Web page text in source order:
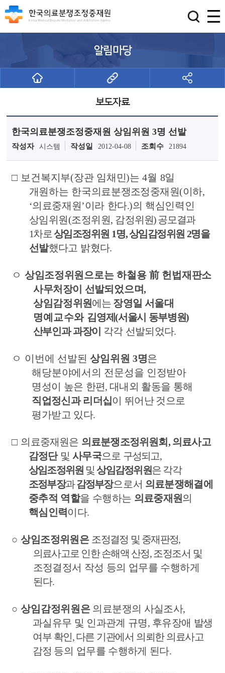
알림마당
보도자료
한국의료분쟁조정중재원 상임위원 3명 선발
작성자 시스템 작성일 2012-04-08 조회수 21894
□ 보건복지부(장관 임채민)는4월 8일
개원하는 한국의료분쟁조정중재원(이하,
‘의료중재원’이라 한다.)의 핵심인력인
상임위원 (조정위원, 감정위원)공모결과
1차로 상임조정위원 1명,상임감정위원 2명을
선발했다고 밝혔다.
ㅇ상임조정위원으로는 하철용 前 헌법재판소
사무처장이 선발되었으며,
상임감정위원에는 장영일 서울대
명예교수와 김영제 (서울시 동부병원)
산부인과 과장이 각각 선발되었다.
ㅇ 이번에 선발된상임위원 3명은
해당분야에서의 전문성을 인정받아
명성이 높은 한편, 대내외 활동을 통해
직업정신과 리더십이 뛰어난 것으로
평가받고 있다.
□ 의료중재원은 의료분쟁조정위원회 , 의료사고
감정단 및 사무국으로 구성되고,
상임조정위원 및상임감정위원은 각각
조정부장과 감정부장으로서 의료분쟁해결에
중추적 역할을 수행하는 의료중재원의
핵심인력이다.
○상임조정위원은 조정결정 및 중재판정,
의료사고로 인한 손해액 산정, 조정조서 및
조정결정서 작성 등의 업무를 수행하게
된다.
○상임감정위원은 의 료분쟁의 사실조사,
과실유무 및 인과관계 규명, 후유장애 발생
여부 확인,다른 기관에서 의뢰한 의료사고
감정 등의 업무를 수행하게 된다.